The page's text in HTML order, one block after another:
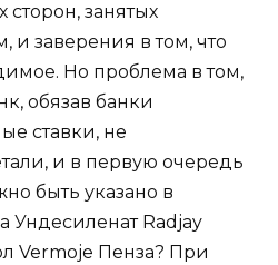
сторон, занятых
и заверения в том, что
Но проблема в том,
обязав банки
ставки, не
и в первую очередь
быть указано в
Ундесиленат Radjay
Vermoje Пенза? При